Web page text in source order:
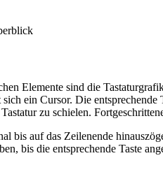
Elemente sind die
ein Cursor. Die
zu schielen.
bis auf das Zeilenende
bis die entsprechende Taste